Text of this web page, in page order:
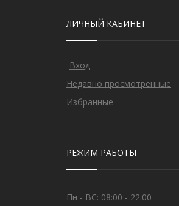
ЛИЧНЫЙ КАБИНЕТ
Вход
Недавно просмотренные
Избранные
РЕЖИМ РАБОТЫ
Пн - ВС: 08:00 - 22:00